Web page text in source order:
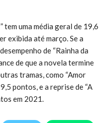
uma média geral de 19,6
exibida até março. Se a
de “Rainha da
de que a novela termine
tramas, como “Amor
pontos, e a reprise de “A
em 2021.